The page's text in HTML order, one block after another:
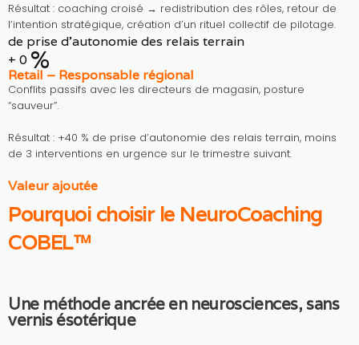
Résultat : coaching croisé → redistribution des rôles, retour de
l’intention stratégique, création d’un rituel collectif de pilotage.
de prise d’autonomie des relais terrain
+ 0 %
Retail – Responsable régional
Conflits passifs avec les directeurs de magasin, posture
“sauveur”.
Résultat : +40 % de prise d’autonomie des relais terrain, moins
de 3 interventions en urgence sur le trimestre suivant.
Valeur ajoutée
Pourquoi choisir le NeuroCoaching
COBEL™
Une méthode ancrée en neurosciences, sans
vernis ésotérique